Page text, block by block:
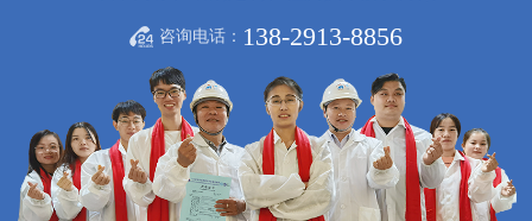
咨询电话： 138-2913-8856